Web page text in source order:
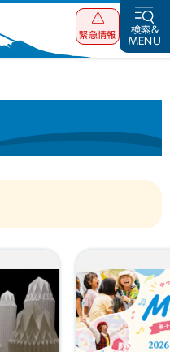
緊急情報
検索&
MENU